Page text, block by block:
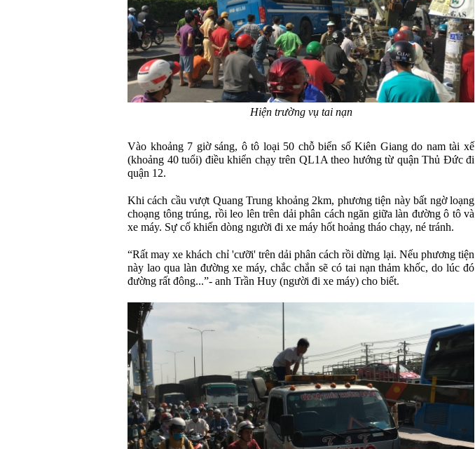
Hiện trường vụ tai nạn
Vào khoảng 7 giờ sáng, ô tô loại 50 chỗ biển số Kiên Giang do nam tài xế
(khoảng 40 tuổi) điều khiển chạy trên QL1A theo hướng từ quận Thủ Đức đi
quận 12.
Khi cách cầu vượt Quang Trung khoảng 2km, phương tiện này bất ngờ loạng
choạng tông trúng, rồi leo lên trên dải phân cách ngăn giữa làn đường ô tô và
xe máy. Sự cố khiến dòng người đi xe máy hốt hoảng tháo chạy, né tránh.
“Rất may xe khách chỉ 'cưỡi' trên dải phân cách rồi dừng lại. Nếu phương tiện
này lao qua làn đường xe máy, chắc chắn sẽ có tai nạn thảm khốc, do lúc đó
đường rất đông...”- anh Trần Huy (người đi xe máy) cho biết.